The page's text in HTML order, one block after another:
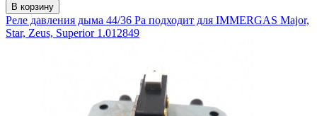
В корзину
Реле давления дыма 44/36 Pa подходит для IMMERGAS Major,
Star, Zeus, Superior 1.012849